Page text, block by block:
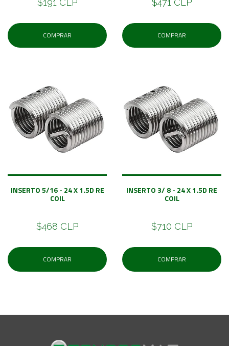
$191 CLP
COMPRAR
$471 CLP
COMPRAR
INSERTO 5/16 - 24 X 1.5D RE
COIL
$468 CLP
COMPRAR
INSERTO 3/ 8 - 24 X 1.5D RE
COIL
$710 CLP
COMPRAR